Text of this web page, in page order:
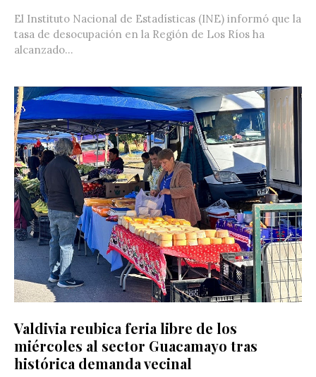
El Instituto Nacional de Estadísticas (INE) informó que la
tasa de desocupación en la Región de Los Ríos ha
alcanzado...
Valdivia reubica feria libre de los
miércoles al sector Guacamayo tras
histórica demanda vecinal